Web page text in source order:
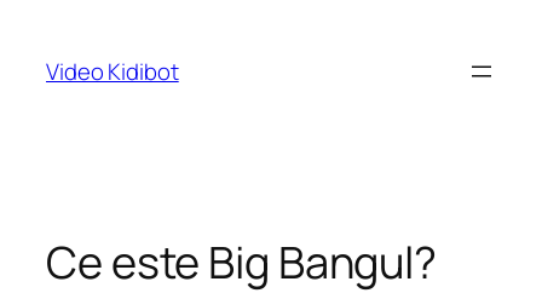
content
Video Kidibot
Ce este Big Bangul?